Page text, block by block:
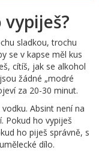
vypiješ?
sladkou, trochu
se v kapse měl kus
cítíš, jak se alkohol
žádné „modré
za 20-30 minut.
Absint není na
Pokud ho vypiješ
ho piješ správně, s
dílo.